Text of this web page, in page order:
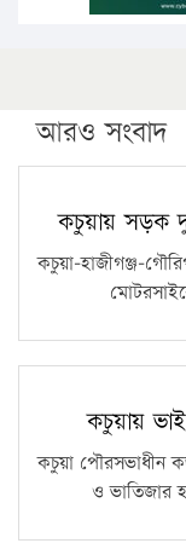
আরও সংবাদ
কচুয়ায় সড়ক
কচুয়া-হাজীগঞ্জ-
কচুয়ায়
কচুয়া পৌরসভাধীন
ও ভাতিজার